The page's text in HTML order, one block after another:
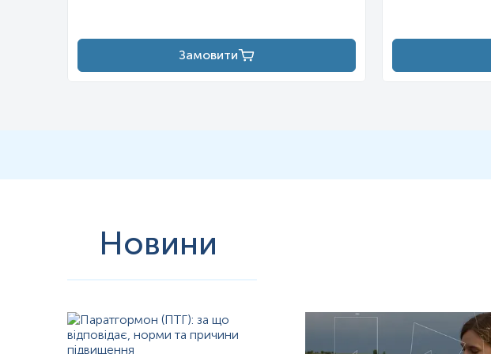
Генетичні варіації, такі як поліморфізми в генах FGA, FGB і FGG, також впливають на
тромботичних подій. На вироблення фібриногену також впливають
клінічний контекст і результати додаткових лабораторних тестів.
Зниження рівня фібриногену в плазмі крові може бути зумовлене низкою патологічних
станів, хронічних або гострих захворювань, а також фармакологічним впливом деяких
препаратів. Це явище має клінічне значення, оскільки фібриноген — ключовий білок
Замовити
Новини